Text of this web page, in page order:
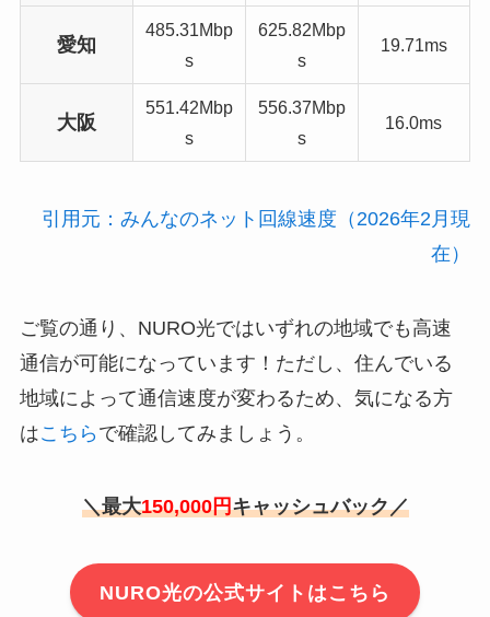
愛知
485.31Mbp
s
625.82Mbp
s
19.71ms
大阪
551.42Mbp
s
556.37Mbp
s
16.0ms
引用元：みんなのネット回線速度（2026年2月現
在）
ご覧の通り、NURO光ではいずれの地域でも高速
通信が可能になっています！ただし、住んでいる
地域によって通信速度が変わるため、気になる方
はこちら で確認してみましょう。
＼最大150,000円キャッシュバック／
NURO光の公式サイトはこちら